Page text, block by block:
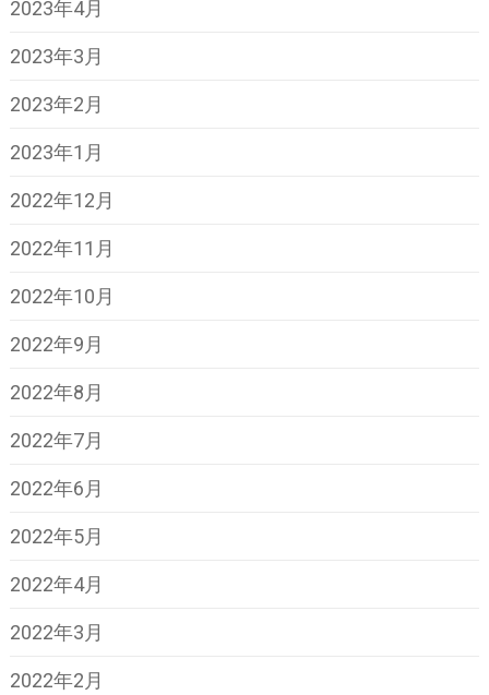
2023年4月
2023年3月
2023年2月
2023年1月
2022年12月
2022年11月
2022年10月
2022年9月
2022年8月
2022年7月
2022年6月
2022年5月
2022年4月
2022年3月
2022年2月